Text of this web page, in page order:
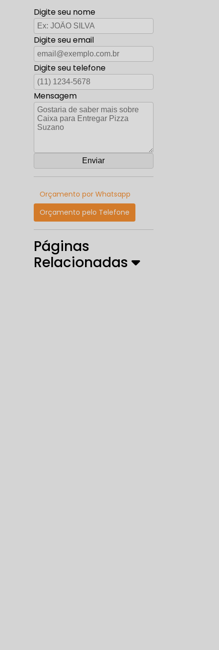
Digite seu nome
Digite seu email
Digite seu telefone
Mensagem
Orçamento por Whatsapp
Orçamento pelo Telefone
Páginas
Relacionadas